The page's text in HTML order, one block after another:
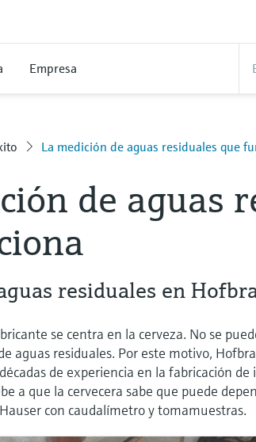
Empresa
La medición de aguas residuales que
de aguas
residuales en
se centra en la cerveza. No se
aguas residuales. Por este motivo,
de experiencia en la fabricación
a que la cervecera sabe que puede
con caudalímetro y tomamuestras.